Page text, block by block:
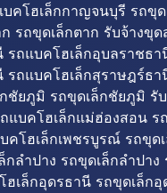
คโฮเล็กกาญจนบุรี รถ
รถขุดเล็กตาก รับจ้างขุ
ถแบคโฮเล็กอุบลราช
ถแบคโฮเล็กสุราษฎร์
ชัยภูมิ รถขุดเล็กชัยภูมิ
บคโฮเล็กแม่ฮ่องสอน
โฮเล็กเพชรบูรณ์ รถขุ
ลำปาง รถขุดเล็กลำปา
เล็กอุดรธานี รถขุดเล็